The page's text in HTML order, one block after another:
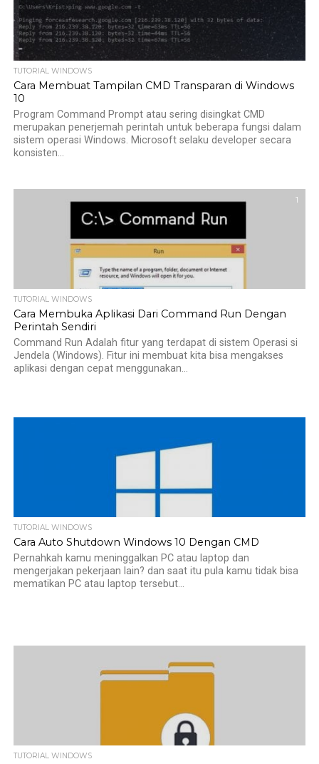
TUTORIAL WINDOWS
Cara Membuat Tampilan CMD Transparan di Windows
10
Program Command Prompt atau sering disingkat CMD
merupakan penerjemah perintah untuk beberapa fungsi dalam
sistem operasi Windows. Microsoft selaku developer secara
konsisten...
1
TUTORIAL WINDOWS
Cara Membuka Aplikasi Dari Command Run Dengan
Perintah Sendiri
Command Run Adalah fitur yang terdapat di sistem Operasi si
Jendela (Windows). Fitur ini membuat kita bisa mengakses
aplikasi dengan cepat menggunakan...
TUTORIAL WINDOWS
Cara Auto Shutdown Windows 10 Dengan CMD
Pernahkah kamu meninggalkan PC atau laptop dan
mengerjakan pekerjaan lain? dan saat itu pula kamu tidak bisa
mematikan PC atau laptop tersebut...
TUTORIAL WINDOWS